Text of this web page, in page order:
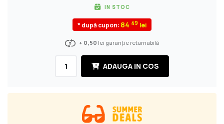
IN STOC
* după cupon: 84 49
+ 0,50 lei garanție returnabilă
ADAUGA IN COS